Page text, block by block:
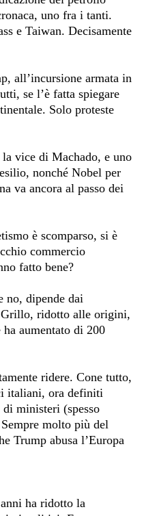
uno fra i tanti.
e Taiwan. Decisamente
all’incursione armata in
se l’è fatta spiegare
Solo proteste
vice di Machado, e uno
nonché Nobel per
va ancora al passo dei
è scomparso, si è
commercio
fatto bene?
no, dipende dai
Grillo, ridotto alle origini,
aumentato di 200
ridere. Cone tutto,
italiani, ora definiti
ministeri (spesso
molto più del
Trump abusa l’Europa
ha ridotto la